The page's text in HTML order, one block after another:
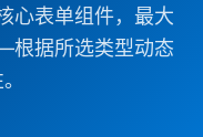
心表单组件，最大
据所选类型动态